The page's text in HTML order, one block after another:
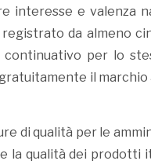
e valenza
da almeno
continuativo per lo
il
di qualità per le
la qualità dei prodotti